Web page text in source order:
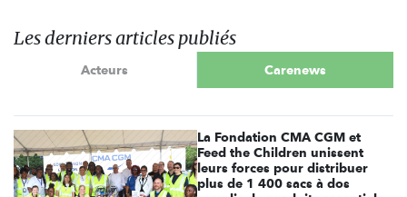
Les derniers articles publiés
Acteurs Carenews
La Fondation CMA CGM et
Feed the Children unissent
leurs forces pour distribuer
plus de 1 400 sacs à dos